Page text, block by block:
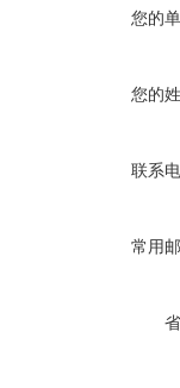
您的
您的
联系
常用